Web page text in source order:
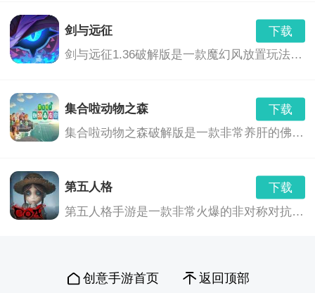
剑与远征
下载
剑与远征1.36破解版是一款魔幻风放置玩法的卡牌养成游戏,玩家们将会继承神灵的意志,前去讨伐黑暗之力,这里拥有着非常奇幻的游...,剑与远征1.36破解版免费下载地址...
集合啦动物之森
下载
集合啦动物之森破解版是一款非常养肝的佛系游戏,不像一般的种田游戏一样需要爆肝刷材料,最主要的玩法还是社交,你可以和好朋友们在...,集合啦动物之森免费下载地址...
第五人格
下载
第五人格手游是一款非常火爆的非对称对抗竞技手游，游戏有着维多利亚时代画风，悬疑烧脑剧情，刺激的1V4“猫鼠追逃游戏”的对抗玩法，都将给玩家带来全新的游戏体验。
创意手游首页 返回顶部